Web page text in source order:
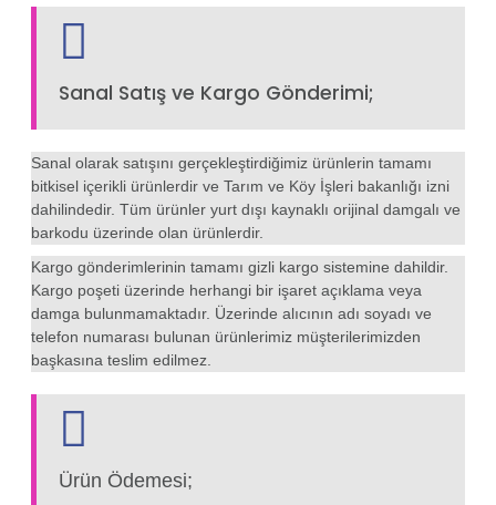
Sanal Satış ve Kargo Gönderimi;
Sanal olarak satışını gerçekleştirdiğimiz ürünlerin tamamı
bitkisel içerikli ürünlerdir ve Tarım ve Köy İşleri bakanlığı izni
dahilindedir. Tüm ürünler yurt dışı kaynaklı orijinal damgalı ve
barkodu üzerinde olan ürünlerdir.
Kargo gönderimlerinin tamamı gizli kargo sistemine dahildir.
Kargo poşeti üzerinde herhangi bir işaret açıklama veya
damga bulunmamaktadır. Üzerinde alıcının adı soyadı ve
telefon numarası bulunan ürünlerimiz müşterilerimizden
başkasına teslim edilmez.
Ürün Ödemesi;